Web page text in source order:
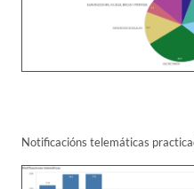
Notificacións telemáticas